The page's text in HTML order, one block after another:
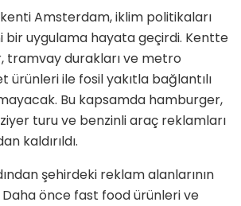
Amsterdam, iklim politikaları
bir uygulama hayata geçirdi. Kentte
tramvay durakları ve metro
ürünleri ile fosil yakıtla bağlantılı
Bu kapsamda hamburger,
turu ve benzinli araç reklamları
kaldırıldı.
şehirdeki reklam alanlarının
önce fast food ürünleri ve